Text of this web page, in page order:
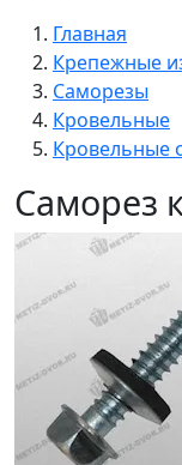
Главная
Крепежные
Саморезы
Кровельные
Кровельные
Саморез